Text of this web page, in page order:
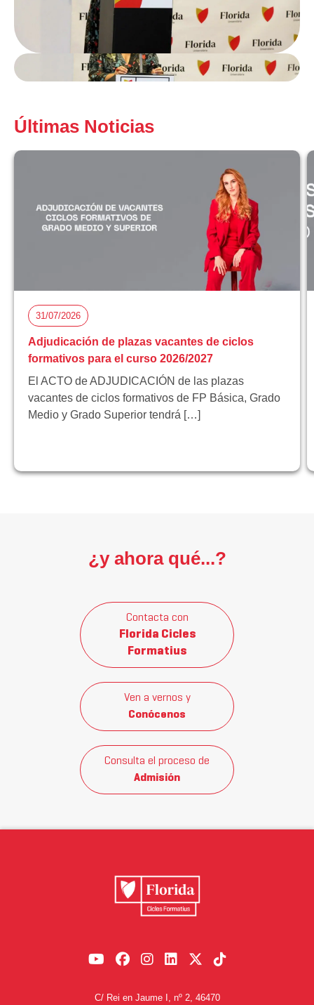
Últimas Noticias
31/07/2026
Adjudicación de plazas vacantes de ciclos
formativos para el curso 2026/2027
El ACTO de ADJUDICACIÓN de las plazas
vacantes de ciclos formativos de FP Básica, Grado
Medio y Grado Superior tendrá […]
¿y ahora qué...?
Contacta con
Florida Cicles
Formatius
Ven a vernos y
Conócenos
Consulta el proceso de
Admisión
C/ Rei en Jaume I, nº 2, 46470